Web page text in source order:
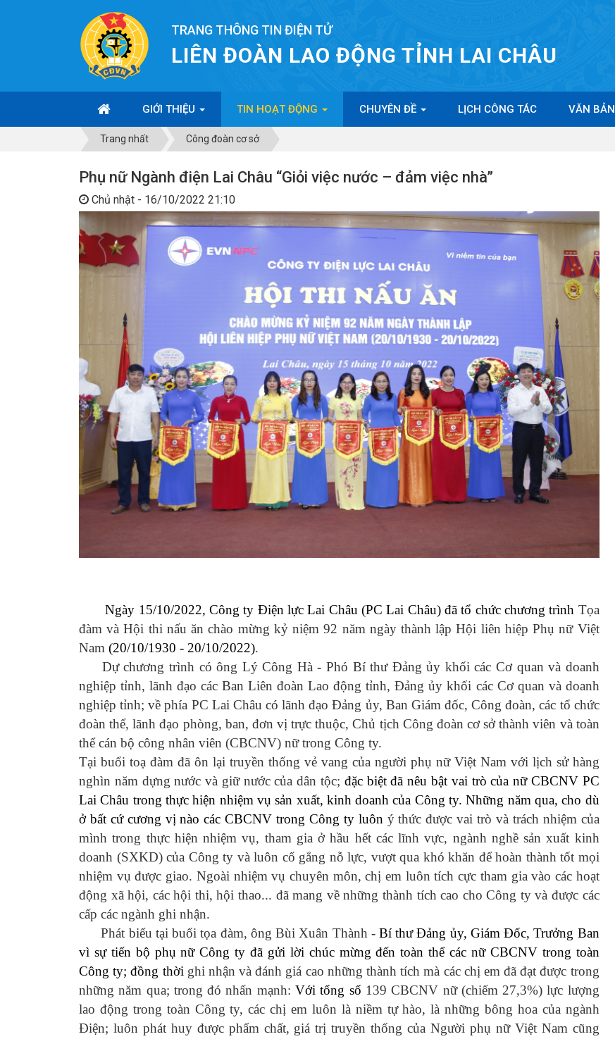
TRANG THÔNG TIN ĐIỆN TỬ
LIÊN ĐOÀN LAO ĐỘNG TỈNH LAI CHÂU
GIỚI THIỆU TIN HOẠT ĐỘNG CHUYÊN ĐỀ LỊCH CÔNG TÁC VĂN BẢN
Trang nhất Công đoàn cơ sở
Phụ nữ Ngành điện Lai Châu “Giỏi việc nước – đảm việc nhà”
Chủ nhật - 16/10/2022 21:10
Ngày 15/10/2022, Công ty Điện lực Lai Châu (PC Lai Châu) đã tổ chức chương trình Tọa
đàm và Hội thi nấu ăn chào mừng kỷ niệm 92 năm ngày thành lập Hội liên hiệp Phụ nữ Việt
Nam (20/10/1930 - 20/10/2022).
Dự chương trình có ông Lý Công Hà- Phó Bí thư Đảng ủy khối các Cơ quan và doanh
nghiệp tỉnh, lãnh đạo các Ban Liên đoàn Lao động tỉnh, Đảng ủy khối các Cơ quan và doanh
nghiệp tỉnh; về phía PC Lai Châu có lãnh đạo Đảng ủy, Ban Giám đốc, Công đoàn, các tổ chức
đoàn thể, lãnh đạo phòng, ban, đơn vị trực thuộc, Chủ tịch Công đoàn cơ sở thành viên và toàn
thể cán bộ công nhân viên (CBCNV) nữ trong Công ty.
Tại buổi toạ đàm đã ôn lại truyền thống vẻ vang của người phụ nữ Việt Nam với lịch sử hàng
nghìn năm dựng nước và giữ nước của dân tộc; đặc biệt đã nêu bật vai trò của nữ CBCNV PC
Lai Châu trong thực hiện nhiệm vụ sản xuất, kinh doanh của Công ty.Những năm qua, cho dù
ở bất cứ cương vị nào các CBCNV trong Công ty luôn ý thức được vai trò và trách nhiệm của
mình trong thực hiện nhiệm vụ, tham gia ở hầu hết các lĩnh vực, ngành nghề sản xuất kinh
doanh (SXKD) của Công ty và luôn cố gắng nỗ lực, vượt qua khó khăn để hoàn thành tốt mọi
nhiệm vụ được giao. Ngoài nhiệm vụ chuyên môn, chị em luôn tích cực tham gia vào các hoạt
động xã hội, các hội thi, hội thao... đã mang về những thành tích cao cho Công ty và được các
cấp các ngành ghi nhận.
Phát biểu tại buổi tọa đàm, ông Bùi Xuân Thành -Bí thư Đảng ủy, Giám Đốc, Trưởng Ban
vì sự tiến bộ phụ nữ Công ty đã gửi lời chúc mừng đến toàn thể các nữ CBCNV trong toàn
Công ty; đồng thờighi nhận và đánh giá cao những thành tích mà các chị em đã đạt được trong
những năm qua; trong đó nhấn mạnh:Với tổng số 139 CBCNV nữ (chiếm 27,3%) lực lượng
lao động trong toàn Công ty, các chị em luôn là niềm tự hào, là những bông hoa của ngành
Điện; luôn phát huy được phẩm chất, giá trị truyền thống của Người phụ nữ Việt Nam cũng